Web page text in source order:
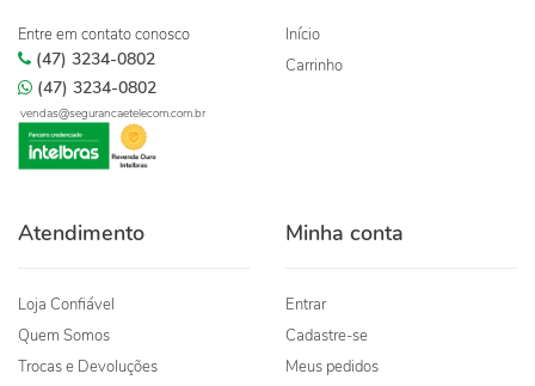
Entre em contato conosco
(47) 3234-0802
(47) 3234-0802
vendas@segurancaetelecom.com.br
Início
Carrinho
Atendimento
Loja Confiável
Quem Somos
Trocas e Devoluções
Minha conta
Entrar
Cadastre-se
Meus pedidos